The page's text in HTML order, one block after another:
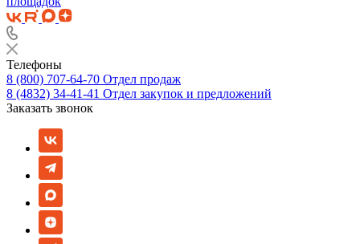
Телефоны
8 (800) 707-64-70 Отдел продаж
8 (4832) 34-41-41 Отдел закупок и предложений
Заказать звонок